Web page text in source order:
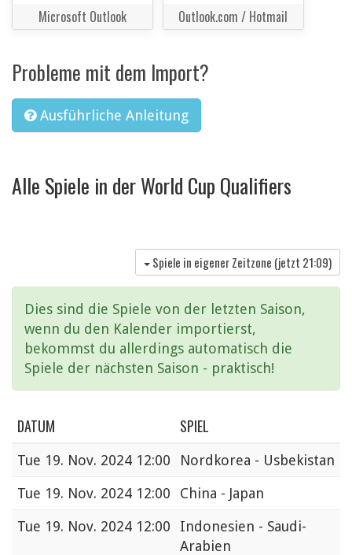
Microsoft Outlook Outlook.com / Hotmail
Probleme mit dem Import?
Ausführliche Anleitung
Alle Spiele in der World Cup Qualifiers
Spiele in eigener Zeitzone (jetzt 21:09)
Dies sind die Spiele von der letzten Saison,
wenn du den Kalender importierst,
bekommst du allerdings automatisch die
Spiele der nächsten Saison - praktisch!
DATUM SPIEL
Tue 19. Nov. 2024 12:00
Nordkorea - Usbekistan
Tue 19. Nov. 2024 12:00
China - Japan
Tue 19. Nov. 2024 12:00
Indonesien - Saudi-
Arabien